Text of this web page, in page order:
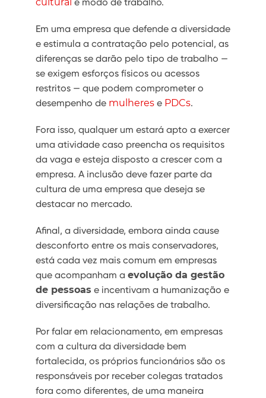
Em uma empresa que defende a diversidade
e estimula a contratação pelo potencial, as
diferenças se darão pelo tipo de trabalho —
se exigem esforços físicos ou acessos
restritos — que podem comprometer o
desempenho de mulheres e PDCs.
Fora isso, qualquer um estará apto a exercer
uma atividade caso preencha os requisitos
da vaga e esteja disposto a crescer com a
empresa. A inclusão deve fazer parte da
cultura de uma empresa que deseja se
destacar no mercado.
Afinal, a diversidade, embora ainda cause
desconforto entre os mais conservadores,
está cada vez mais comum em empresas
que acompanham a evolução da gestão
de pessoas e incentivam a humanização e
diversificação nas relações de trabalho.
Por falar em relacionamento, em empresas
com a cultura da diversidade bem
fortalecida, os próprios funcionários são os
responsáveis por receber colegas tratados
fora como diferentes, de uma maneira